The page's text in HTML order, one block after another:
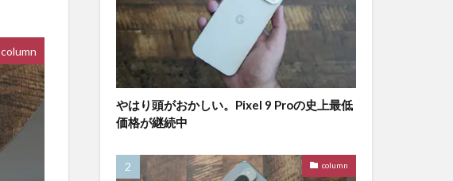
column
やはり頭がおかしい。Pixel 9 Proの史上最低
価格が継続中
column